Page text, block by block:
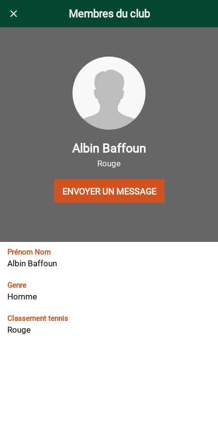
Membres du club
Albin Baffoun
Rouge
ENVOYER UN MESSAGE
Prénom Nom
Albin Baffoun
Genre
Homme
Classement tennis
Rouge